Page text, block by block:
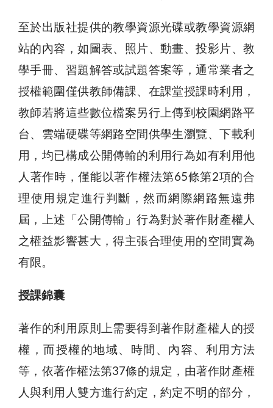
至於出版社提供的教學資源光碟或教學資源網
站的內容，如圖表、照片、動畫、投影片、教
學手冊、習題解答或試題答案等，通常業者之
授權範圍僅供教師備課、在課堂授課時利用，
教師若將這些數位檔案另行上傳到校園網路平
台、雲端硬碟等網路空間供學生瀏覽、下載利
用，均已構成公開傳輸的利用行為如有利用他
人著作時，僅能以著作權法第65條第2項的合
理使用規定進行判斷，然而網際網路無遠弗
屆，上述「公開傳輸」行為對於著作財產權人
之權益影響甚大，得主張合理使用的空間實為
有限。
授課錦囊
著作的利用原則上需要得到著作財產權人的授
權，而授權的地域、時間、內容、利用方法
等，依著作權法第37條的規定，由著作財產權
人與利用人雙方進行約定，約定不明的部分，